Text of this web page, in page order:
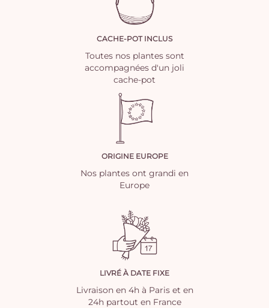
CACHE-POT INCLUS
Toutes nos plantes sont
accompagnées d'un joli
cache-pot
ORIGINE EUROPE
Nos plantes ont grandi en
Europe
LIVRÉ À DATE FIXE
Livraison en 4h à Paris et en
24h partout en France